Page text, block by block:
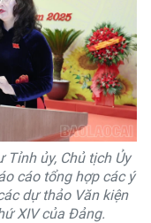
Tỉnh ủy, Chủ tịch Ủy
cáo tổng hợp các ý
dự thảo Văn kiện
XIV của Đảng.